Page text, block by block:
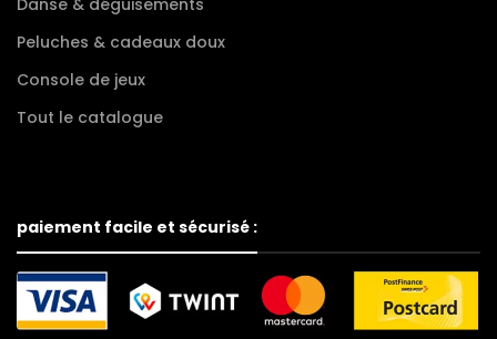
Peluches & cadeaux doux
Console de jeux
Tout le catalogue
paiement facile et sécurisé :